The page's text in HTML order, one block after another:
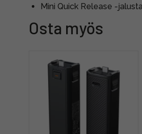
Mini Quick Release -jalusta
Osta myös